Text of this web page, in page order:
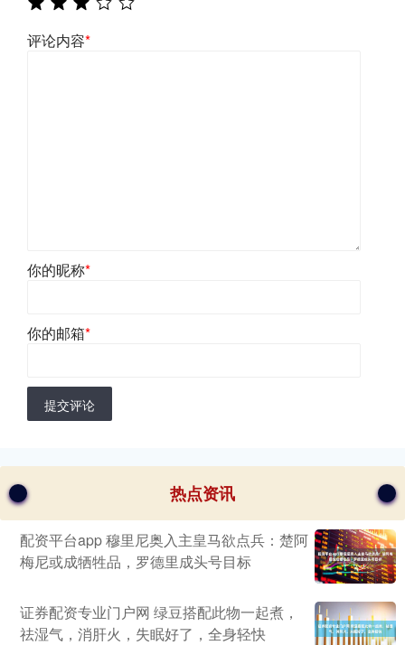
评论内容*
你的昵称*
你的邮箱*
提交评论
热点资讯
配资平台app 穆里尼奥入主皇马欲点兵：楚阿
梅尼或成牺牲品，罗德里成头号目标
证券配资专业门户网 绿豆搭配此物一起煮，
祛湿气，消肝火，失眠好了，全身轻快